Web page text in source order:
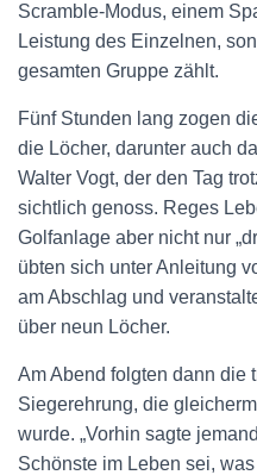
Scramble-Modus, einem
Leistung des Einzelnen,
gesamten Gruppe zählt.
Fünf Stunden lang zogen
die Löcher, darunter auch
Walter Vogt, der den Tag
sichtlich genoss. Reges
Golfanlage aber nicht nur
übten sich unter Anleitung
am Abschlag und
über neun Löcher.
Am Abend folgten dann die
Siegerehrung, die
wurde. „Vorhin sagte
Schönste im Leben sei,